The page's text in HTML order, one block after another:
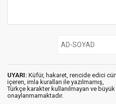
UYARI: Küfür, hakaret, rencide edici
içeren, imla kuralları ile yazılmamış,
Türkçe karakter kullanılmayan ve
onaylanmamaktadır.